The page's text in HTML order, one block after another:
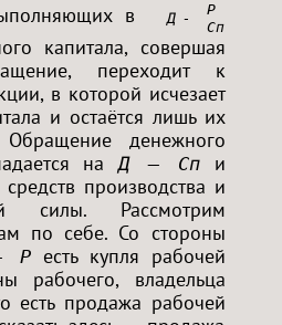
в
Д — Т<
Р
Сп
капитала, совершая
переходит к
в которой исчезает
и остаётся лишь их
Обращение денежного
наД — Сп и
производства и
силы. Рассмотрим
по себе. Со стороны
Р есть купля рабочей
рабочего, владельца
есть продажа рабочей